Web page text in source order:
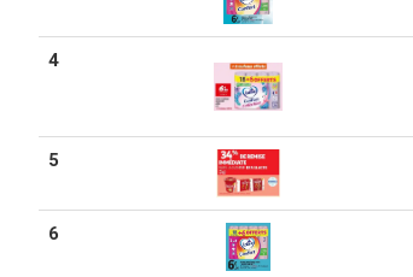
4
5
6